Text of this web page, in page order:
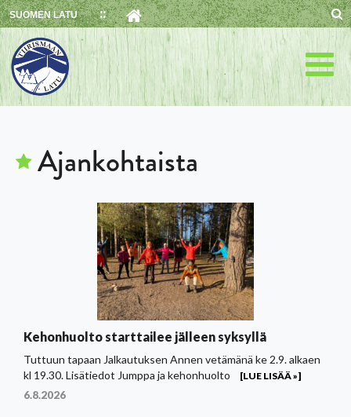
Skip
to
content
SUOMEN LATU
Ajankohtaista
Kehonhuolto starttailee jälleen syksyllä
Tuttuun tapaan Jalkautuksen Annen vetämänä ke 2.9. alkaen
kl 19.30. Lisätiedot Jumppa ja kehonhuolto
[LUE LISÄÄ »]
6.8.2026